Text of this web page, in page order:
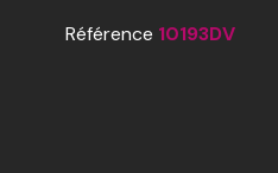
Référence 10193DV